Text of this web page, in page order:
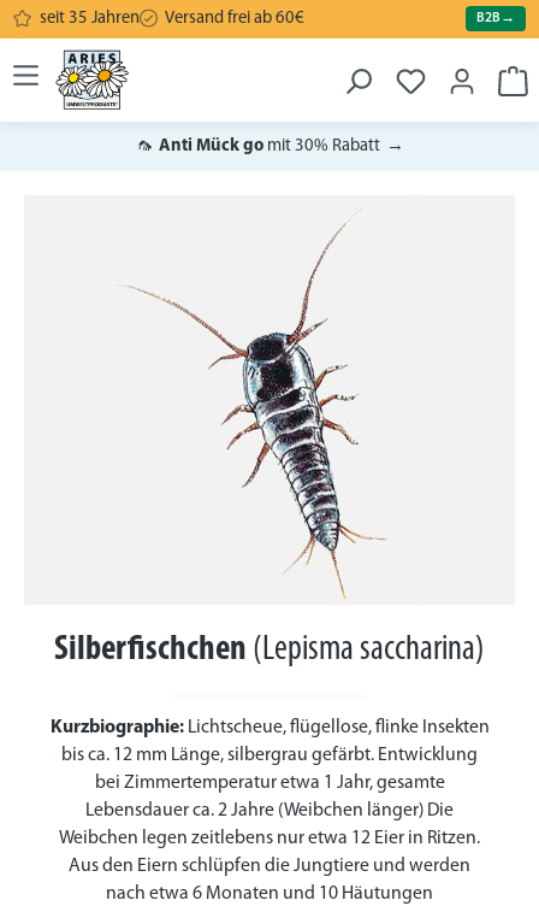
springen
seit 35 Jahren Versand frei ab 60€ B2B→
🦟 Anti Mück go mit 30% Rabatt →
Silberfischchen (Lepisma saccharina)
Kurzbiographie: Lichtscheue, flügellose, flinke Insekten
bis ca. 12 mm Länge, silbergrau gefärbt. Entwicklung
bei Zimmertemperatur etwa 1 Jahr, gesamte
Lebensdauer ca. 2 Jahre (Weibchen länger) Die
Weibchen legen zeitlebens nur etwa 12 Eier in Ritzen.
Aus den Eiern schlüpfen die Jungtiere und werden
nach etwa 6 Monaten und 10 Häutungen